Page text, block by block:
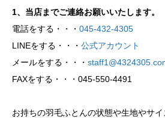
1、当店までご連絡お願いいたします。
電話をする・・・ 045-432-4305
LINEをする・・・ 公式アカウント
メールをする・・・
FAXをする・・・045-550-4491
お持ちの羽毛ふとんの状態や生地やサ